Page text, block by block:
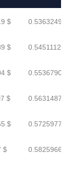
$
$
$
$
$
$